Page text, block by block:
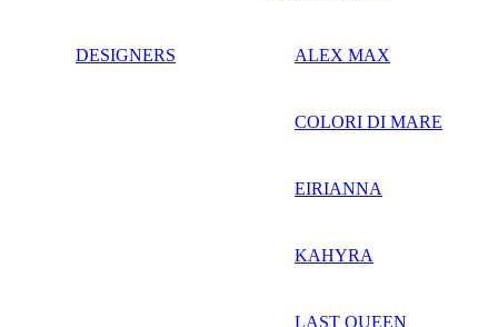
DESIGNERS ALEX MAX
COLORI DI MARE
EIRIANNA
KAHYRA
LAST QUEEN